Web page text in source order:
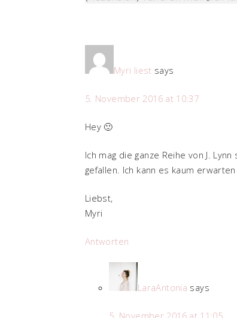
Myri liest says
5. November 2016 at 10:37
Hey 🙂
Ich mag die ganze Reihe von J.
gefallen. Ich kann es kaum
Liebst,
Myri
Antworten
LaraAntonia says
5. November 2016 at 11:05